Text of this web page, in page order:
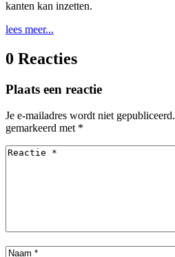
kanten kan inzetten.
lees meer...
0 Reacties
Plaats een reactie
Je e-mailadres wordt niet gepubliceerd.
gemarkeerd met *